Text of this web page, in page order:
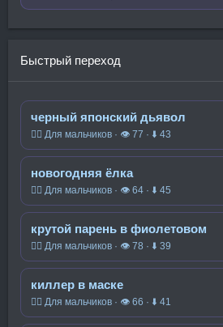
Быстрый переход
черный японский дьявол
🧍‍♂️ Для мальчиков · 👁 77 · ⬇ 43
новогодняя ёлка
🧍‍♂️ Для мальчиков · 👁 64 · ⬇ 45
крутой парень в фиолетовом
🧍‍♂️ Для мальчиков · 👁 78 · ⬇ 39
киллер в маске
🧍‍♂️ Для мальчиков · 👁 66 · ⬇ 41